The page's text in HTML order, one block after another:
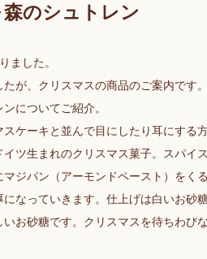
のシュトレン
ました。
が、クリスマスの商品のご案内です。
についてご紹介。
スケーキと並んで目にしたり耳にする
イツ生まれのクリスマス菓子。スパイ
マジパン（アーモンドペースト）をく
になっていきます。仕上げは白いお砂
お砂糖です。クリスマスを待ちわび